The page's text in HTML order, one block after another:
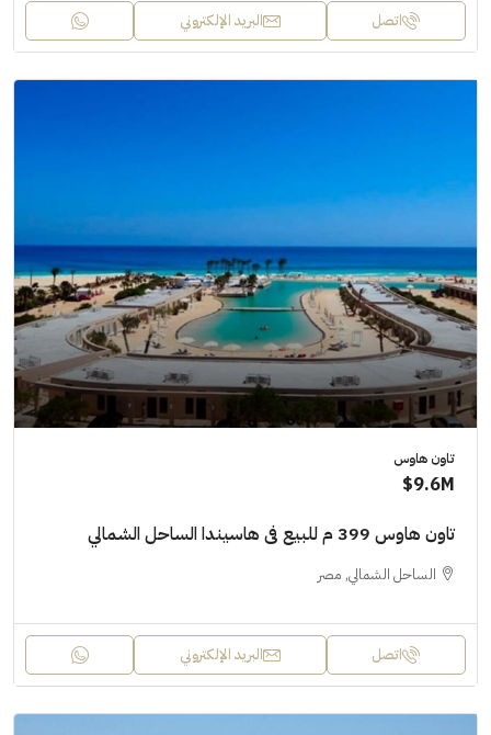
اتصل البريد الإلكتروني
تاون هاوس
9.6M$
تاون هاوس 399 م للبيع فى هاسيندا الساحل الشمالي
الساحل الشمالي, مصر
اتصل البريد الإلكتروني